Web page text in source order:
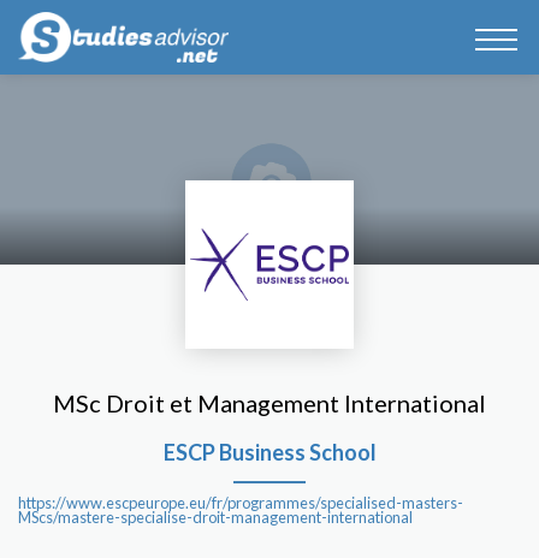
MSc Droit et Management International
ESCP Business School
https://www.escpeurope.eu/fr/programmes/specialised-masters-
MScs/mastere-specialise-droit-management-international